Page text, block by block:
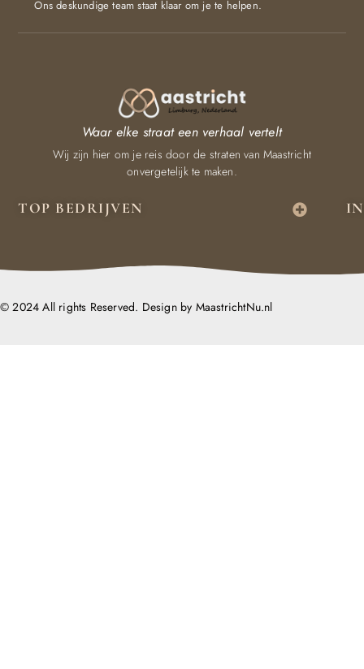
Ons deskundige team staat klaar om je te helpen.
TOP BEDRIJVEN
Waar elke straat een verhaal vertelt
Wij zijn hier om je reis door de straten van Maastricht
onvergetelijk te maken.
© 2024 All rights Reserved. Design by MaastrichtNu.nl